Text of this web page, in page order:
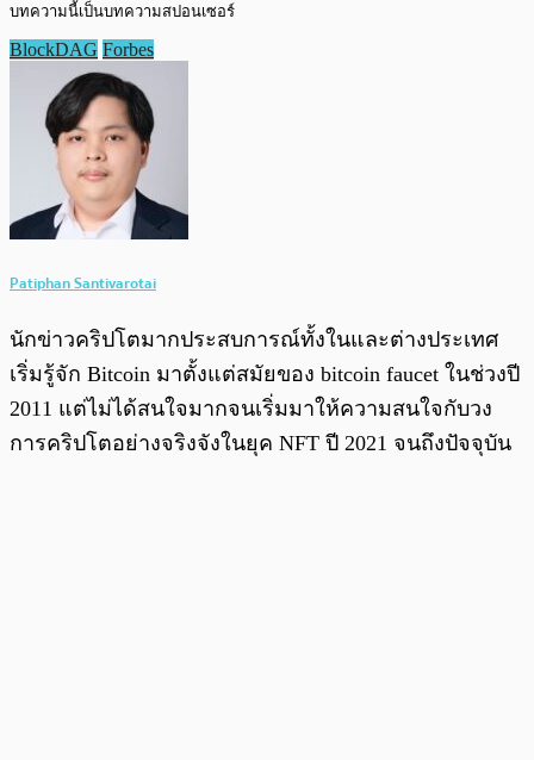
บทความนี้เป็นบทความสปอนเซอร์
BlockDAG Forbes
Patiphan Santivarotai
นักข่าวคริปโตมากประสบการณ์ทั้งในและต่างประเทศ
เริ่มรู้จัก Bitcoin มาตั้งแต่สมัยของ bitcoin faucet ในช่วงปี
2011 แต่ไม่ได้สนใจมากจนเริ่มมาให้ความสนใจกับวง
การคริปโตอย่างจริงจังในยุค NFT ปี 2021 จนถึงปัจจุบัน